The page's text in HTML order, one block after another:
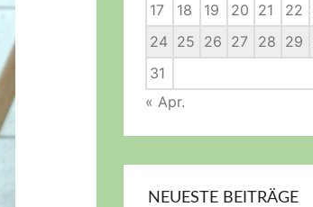
17
18 19 20 21 22
24 25 26 27 28 29
31
« Apr.
NEUESTE BEITRÄGE